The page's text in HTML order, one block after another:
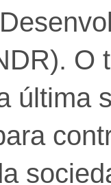
O
última